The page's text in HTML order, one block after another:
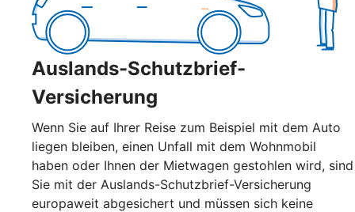
Auslands-Schutzbrief-
Versicherung
Wenn Sie auf Ihrer Reise zum Beispiel mit dem Auto
liegen bleiben, einen Unfall mit dem Wohnmobil
haben oder Ihnen der Mietwagen gestohlen wird, sind
Sie mit der Auslands-Schutzbrief-Versicherung
europaweit abgesichert und müssen sich keine